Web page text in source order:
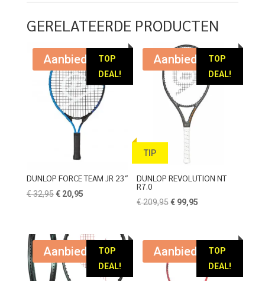
GERELATEERDE PRODUCTEN
TOP
DEAL!
Aanbieding!
DUNLOP FORCE TEAM JR 23″
€32,95 Oorspronkelijke
€ 32,95.
€20,95Huidige
€ 20,95.
TOP
DEAL!
TIP
Aanbieding!
DUNLOP REVOLUTION NT
R7.0
€209,95Oorspronkelijke
€ 209,95.
€ 99,95
€ 99,95.
TOP
DEAL!
Aanbieding!
TOP
DEAL!
Aanbieding!